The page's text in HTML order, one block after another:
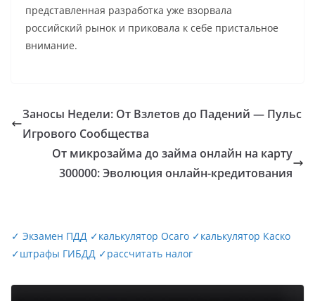
представленная разработка уже взорвала
российский рынок и приковала к себе пристальное
внимание.
Заносы Недели: От Взлетов до Падений — Пульс
Игрового Сообщества
От микрозайма до займа онлайн на карту
300000: Эволюция онлайн-кредитования
✓ Экзамен ПДД ✓калькулятор Осаго ✓калькулятор Каско
✓штрафы ГИБДД ✓рассчитать налог